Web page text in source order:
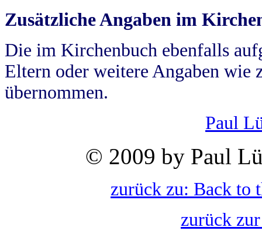
Zusätzliche Angaben im
Die im Kirchenbuch ebenfalls
Eltern oder weitere Angaben wie
übernommen.
Paul
© 2009 by Paul
zurück zu: Back to
zurück